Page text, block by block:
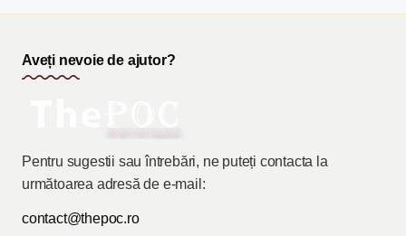
Aveți nevoie de ajutor?
Pentru sugestii sau întrebări, ne puteți contacta la
următoarea adresă de e-mail:
contact@thepoc.ro